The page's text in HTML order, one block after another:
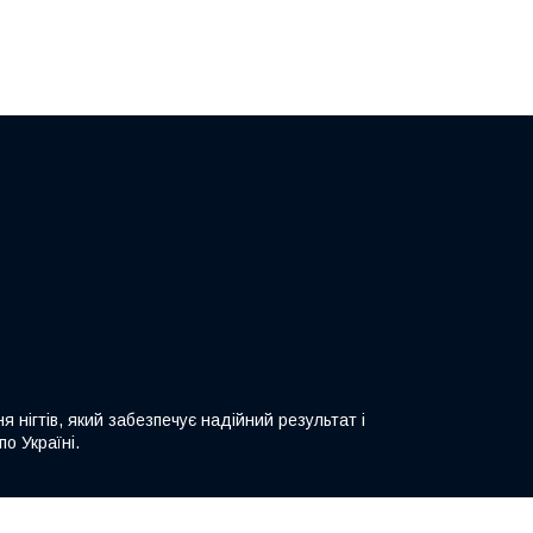
який забезпечує надійний результат і
Україні.